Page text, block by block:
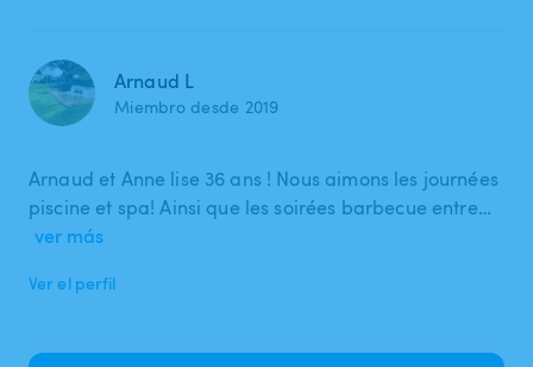
Arnaud L
Miembro desde 2019
Arnaud et Anne lise 36 ans ! Nous aimons les journées
piscine et spa! Ainsi que les soirées barbecue entre…
ver más
Ver el perfil